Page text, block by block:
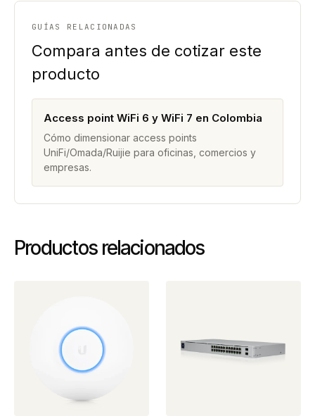
GUÍAS RELACIONADAS
Compara antes de cotizar este
producto
Access point WiFi 6 y WiFi 7 en Colombia
Cómo dimensionar access points
UniFi/Omada/Ruijie para oficinas, comercios y
empresas.
Productos relacionados